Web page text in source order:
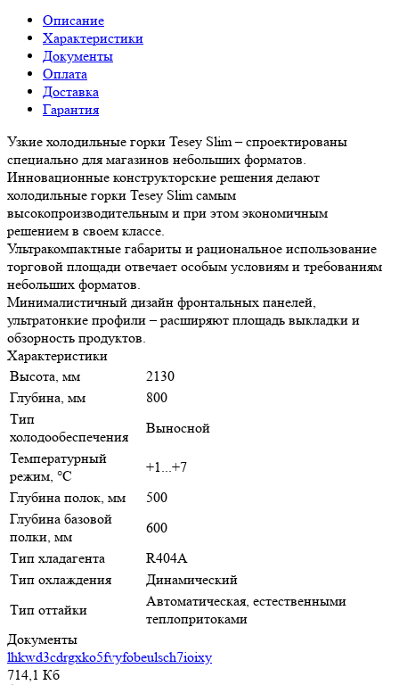
Описание
Характеристики
Документы
Оплата
Доставка
Гарантия
Узкие холодильные горки Tesey Slim – спроектированы
специально для магазинов небольших форматов.
Инновационные конструкторские решения делают
холодильные горки Tesey Slim самым
высокопроизводительным и при этом экономичным
решением в своем классе.
Ультракомпактные габариты и рациональное использование
торговой площади отвечает особым условиям и требованиям
небольших форматов.
Минималистичный дизайн фронтальных панелей,
ультратонкие профили – расширяют площадь выкладки и
обзорность продуктов.
Характеристики
Высота, мм
2130
Глубина, мм
800
Тип
холодообеспечения
Выносной
Температурный
режим, °C
+1...+7
Глубина полок, мм
500
Глубина базовой
полки, мм
600
Тип хладагента
R404A
Тип охлаждения
Динамический
Тип оттайки
Автоматическая, естественными
теплопритоками
Документы
lhkwd3cdrgxko5fvyfobeulsch7ioixy
714,1 Кб